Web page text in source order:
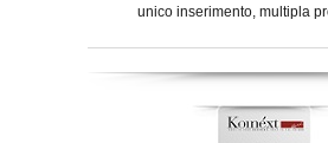
unico inserimento, multipla